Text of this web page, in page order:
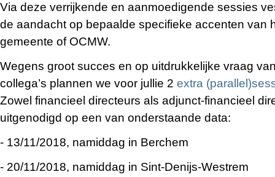
Via deze verrijkende en aanmoedigende sessies
de aandacht op bepaalde specifieke accenten van
gemeente of OCMW.
Wegens groot succes en op uitdrukkelijke vraag
collega’s plannen we voor jullie 2 extra
Zowel financieel directeurs als adjunct-financieel
uitgenodigd op een van onderstaande data:
- 13/11/2018, namiddag in Berchem
- 20/11/2018, namiddag in Sint-Denijs-Westrem